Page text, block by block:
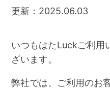
更新：2025.06.03
いつもはたLuckご利用
ざいます。
弊社では、ご利用のお